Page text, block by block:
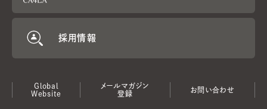
採用情報
Global
Website
メールマガジン
登録
お問い合わせ